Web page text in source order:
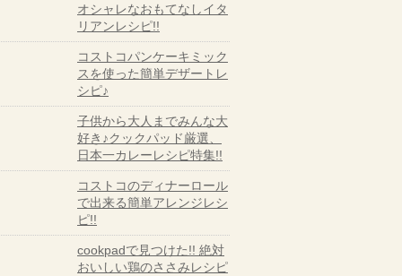
オシャレなおもてなしイタ
リアンレシピ!!
コストコパンケーキミック
スを使った簡単デザートレ
シピ♪
子供から大人までみんな大
好き♪クックパッド厳選、
日本一カレーレシピ特集!!
コストコのディナーロール
で出来る簡単アレンジレシ
ピ!!
cookpadで見つけた!! 絶対
おいしい鶏のささみレシピ